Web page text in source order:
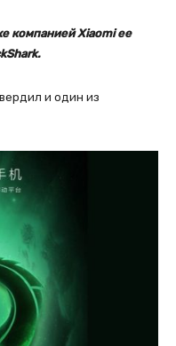
компанией Xiaomi ее
и один из